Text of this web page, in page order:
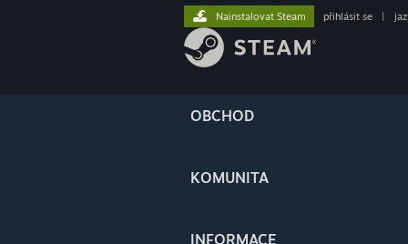
OBCHOD
KOMUNITA
INFORMACE
Nainstalovat Steam přihlásit se